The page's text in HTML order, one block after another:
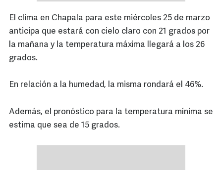
El clima en Chapala para este miércoles 25 de marzo
anticipa que estará con cielo claro con 21 grados por
la mañana y la temperatura máxima llegará a los 26
grados.
En relación a la humedad, la misma rondará el 46%.
Además, el pronóstico para la temperatura mínima se
estima que sea de 15 grados.